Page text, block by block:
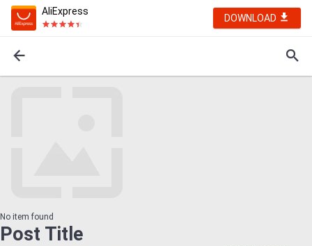
AliExpress
DOWNLOAD
No item found
Post Title